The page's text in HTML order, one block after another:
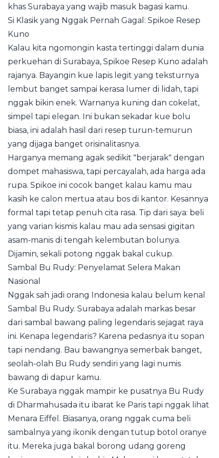
khas Surabaya yang wajib masuk bagasi kamu.
Si Klasik yang Nggak Pernah Gagal: Spikoe Resep
Kuno
Kalau kita ngomongin kasta tertinggi dalam dunia
perkuehan di Surabaya, Spikoe Resep Kuno adalah
rajanya. Bayangin kue lapis legit yang teksturnya
lembut banget sampai kerasa lumer di lidah, tapi
nggak bikin enek. Warnanya kuning dan cokelat,
simpel tapi elegan. Ini bukan sekadar kue bolu
biasa, ini adalah hasil dari resep turun-temurun
yang dijaga banget orisinalitasnya.
Harganya memang agak sedikit "berjarak" dengan
dompet mahasiswa, tapi percayalah, ada harga ada
rupa. Spikoe ini cocok banget kalau kamu mau
kasih ke calon mertua atau bos di kantor. Kesannya
formal tapi tetap penuh cita rasa. Tip dari saya: beli
yang varian kismis kalau mau ada sensasi gigitan
asam-manis di tengah kelembutan bolunya.
Dijamin, sekali potong nggak bakal cukup.
Sambal Bu Rudy: Penyelamat Selera Makan
Nasional
Nggak sah jadi orang Indonesia kalau belum kenal
Sambal Bu Rudy. Surabaya adalah markas besar
dari sambal bawang paling legendaris sejagat raya
ini. Kenapa legendaris? Karena pedasnya itu sopan
tapi nendang. Bau bawangnya semerbak banget,
seolah-olah Bu Rudy sendiri yang lagi numis
bawang di dapur kamu.
Ke Surabaya nggak mampir ke pusatnya Bu Rudy
di Dharmahusada itu ibarat ke Paris tapi nggak lihat
Menara Eiffel. Biasanya, orang nggak cuma beli
sambalnya yang ikonik dengan tutup botol oranye
itu. Mereka juga bakal borong udang goreng